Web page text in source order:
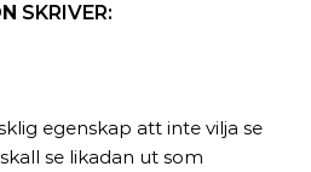
SKRIVER:
egenskap att inte vilja se
se likadan ut som